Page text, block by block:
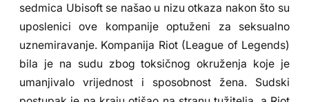
sedmica Ubisoft se našao u nizu otkaza nakon što su
uposlenici ove kompanije optuženi za seksualno
uznemiravanje. Kompanija Riot (League of Legends)
bila je na sudu zbog toksičnog okruženja koje je
umanjivalo vrijednost i sposobnost žena. Sudski